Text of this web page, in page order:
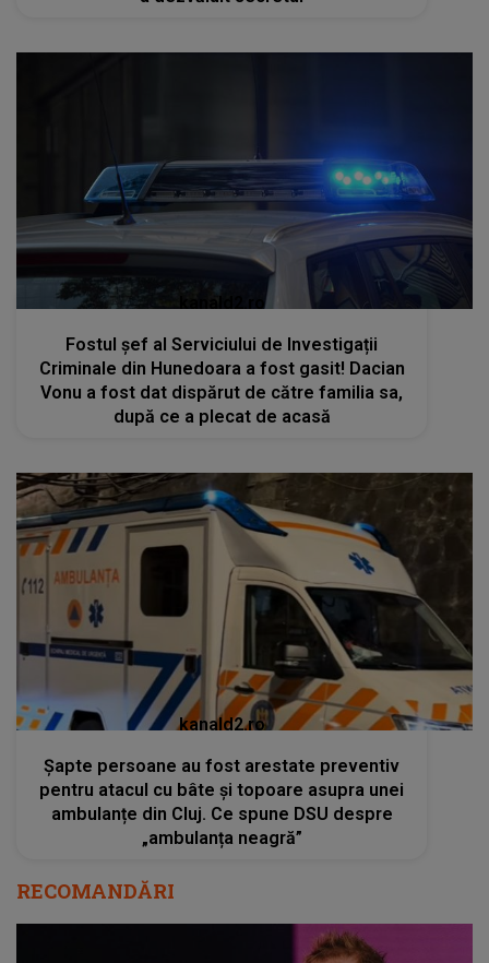
kanald2.ro
Fostul șef al Serviciului de Investigații
Criminale din Hunedoara a fost gasit! Dacian
Vonu a fost dat dispărut de către familia sa,
după ce a plecat de acasă
kanald2.ro
Șapte persoane au fost arestate preventiv
pentru atacul cu bâte și topoare asupra unei
ambulanțe din Cluj. Ce spune DSU despre
„ambulanța neagră”
RECOMANDĂRI